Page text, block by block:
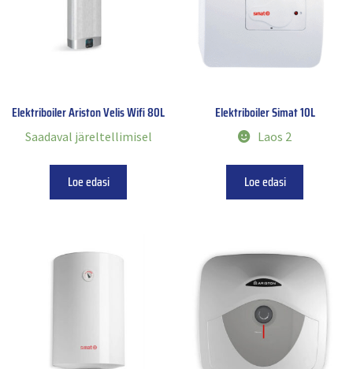
Elektriboiler Ariston Velis Wifi 80L
Saadaval järeltellimisel
Loe edasi
Elektriboiler Simat 10L
Laos 2
Loe edasi